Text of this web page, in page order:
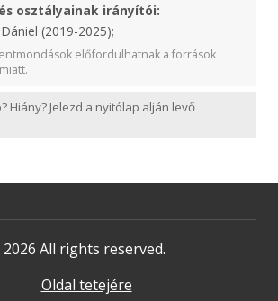
osztályainak irányítói:
(2019-2025);
előfordulhatnak a források
Hiány? Jelezd a nyitólap alján levő
All rights reserved.
Oldal tetejére